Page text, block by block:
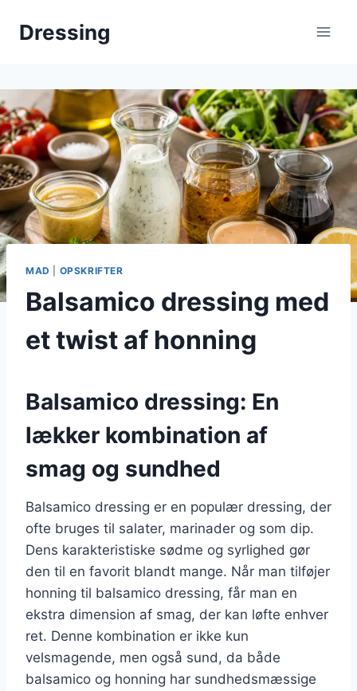
Dressing
MAD OPSKRIFTER
Balsamico dressing med
et twist af honning
Balsamico dressing: En
lækker kombination af
smag og sundhed
Balsamico dressing er en populær dressing, der
ofte bruges til salater, marinader og som dip.
Dens karakteristiske sødme og syrlighed gør
den til en favorit blandt mange. Når man tilføjer
honning til balsamico dressing, får man en
ekstra dimension af smag, der kan løfte enhver
ret. Denne kombination er ikke kun
velsmagende, men også sund, da både
balsamico og honning har sundhedsmæssige